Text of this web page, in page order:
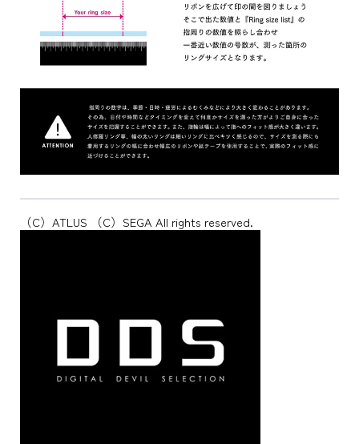
（C）ATLUS （C）SEGA All rights reserved.